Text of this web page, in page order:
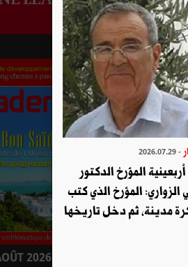
2026 : EN KIOSQUE
- 2026.07.29
المؤرخ الدكتور
الزواري: المؤرخ الذي كتب
مدينة، ثم دخل تاريخها